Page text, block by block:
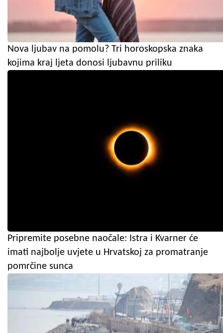
Nova ljubav na pomolu? Tri horoskopska znaka
kojima kraj ljeta donosi ljubavnu priliku
Pripremite posebne naočale: Istra i Kvarner će
imati najbolje uvjete u Hrvatskoj za promatranje
pomrčine sunca